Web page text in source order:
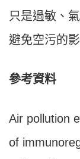
只是過敏、
避免空污的
參考資料
Air pollution
of